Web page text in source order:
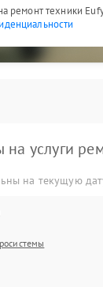
ремонт техники
услуги
на текущую